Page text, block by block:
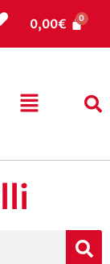
0,00€